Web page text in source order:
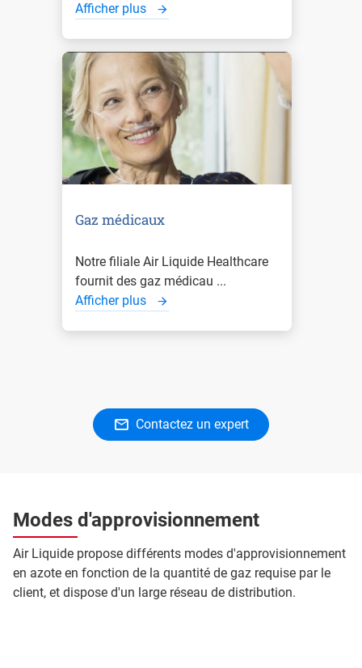
Afficher plus
Gaz médicaux
Notre filiale Air Liquide Healthcare
fournit des gaz médicau ...
Afficher plus
Contactez un expert
Modes d'approvisionnement
Air Liquide propose différents modes d'approvisionnement
en azote en fonction de la quantité de gaz requise par le
client, et dispose d'un large réseau de distribution.